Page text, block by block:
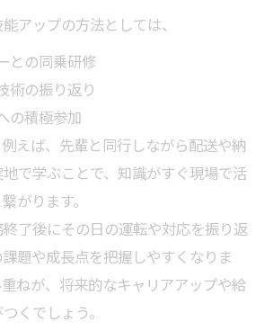
くドライバーの運転スキル向上法
ら実践できるドライバー技能アッ
務で取り入れる運転技術の工夫
ーが実践する隙間時間活用のコツ
意識したい技能向上のポイント
現場で活きる運転力強化
伝ドライバー技能向上の秘訣
感するドライバー技術の重要性
ー経験を活かした運転力強化法
アップの方法としては、
との同乗研修
術の振り返り
の積極参加
えば、先輩と同行しながら配送や納
で学ぶことで、知識がすぐ現場で活
がります。
了後にその日の運転や対応を振り返
題や成長点を把握しやすくなりま
ねが、将来的なキャリアアップや給
くでしょう。